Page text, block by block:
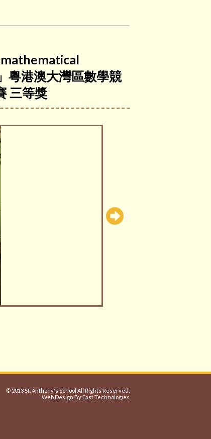
粵港澳大灣區數學競
三等獎
© 2013 St. Anthony's School All Rights Reserved.
Web Design By East Technologies